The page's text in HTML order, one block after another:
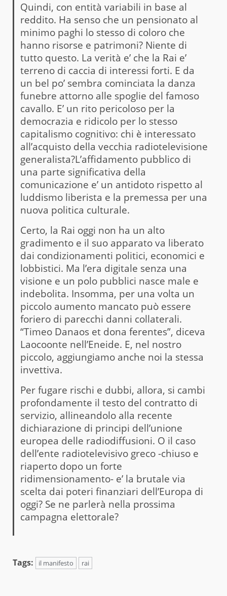
Quindi, con entità variabili in base al
reddito. Ha senso che un pensionato al
minimo paghi lo stesso di coloro che
hanno risorse e patrimoni? Niente di
tutto questo. La verità e’ che la Rai e’
terreno di caccia di interessi forti. E da
un bel po’ sembra cominciata la danza
funebre attorno alle spoglie del famoso
cavallo. E’ un rito pericoloso per la
democrazia e ridicolo per lo stesso
capitalismo cognitivo: chi è interessato
all’acquisto della vecchia radiotelevisione
generalista?L’affidamento pubblico di
una parte significativa della
comunicazione e’ un antidoto rispetto al
luddismo liberista e la premessa per una
nuova politica culturale.
Certo, la Rai oggi non ha un alto
gradimento e il suo apparato va liberato
dai condizionamenti politici, economici e
lobbistici. Ma l’era digitale senza una
visione e un polo pubblici nasce male e
indebolita. Insomma, per una volta un
piccolo aumento mancato può essere
foriero di parecchi danni collaterali.
“Timeo Danaos et dona ferentes”, diceva
Laocoonte nell’Eneide. E, nel nostro
piccolo, aggiungiamo anche noi la stessa
invettiva.
Per fugare rischi e dubbi, allora, si cambi
profondamente il testo del contratto di
servizio, allineandolo alla recente
dichiarazione di principi dell’unione
europea delle radiodiffusioni. O il caso
dell’ente radiotelevisivo greco -chiuso e
riaperto dopo un forte
ridimensionamento- e’ la brutale via
scelta dai poteri finanziari dell’Europa di
oggi? Se ne parlerà nella prossima
campagna elettorale?
Tags: il manifesto rai